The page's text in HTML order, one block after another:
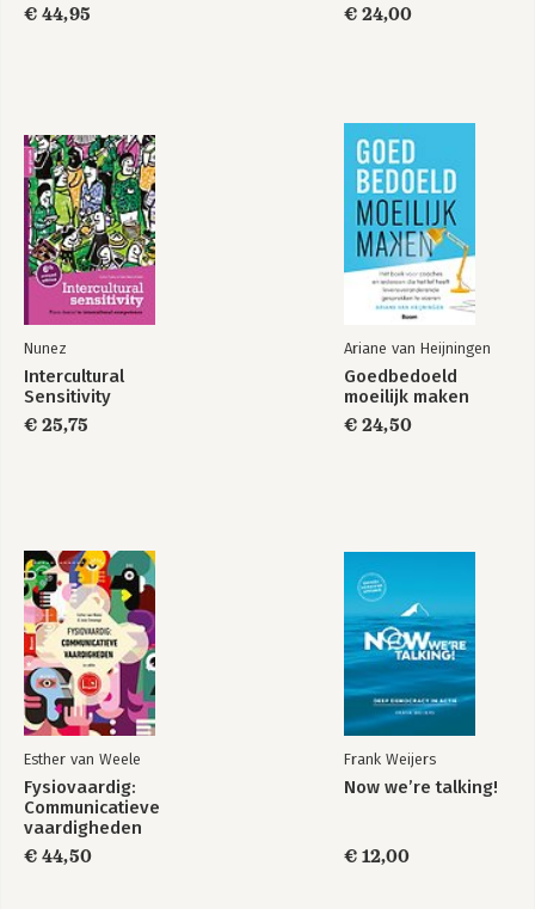
€ 44,95 € 24,00
Nunez
Intercultural
Sensitivity
€ 25,75
Ariane van Heijningen
Goedbedoeld
moeilijk maken
€ 24,50
Esther van Weele
Fysiovaardig:
Communicatieve
vaardigheden
€ 44,50
Frank Weijers
Now we’re talking!
€ 12,00